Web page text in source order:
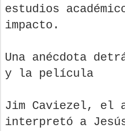
estudios
impacto.
Una anécdota
y la película
Jim Caviezel, el
interpretó a